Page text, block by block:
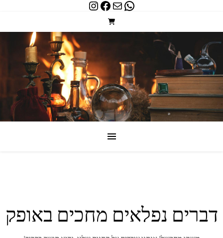
WhatsApp
Mail
Facebook
Instagram
דברים נפלאים מחכים באופק